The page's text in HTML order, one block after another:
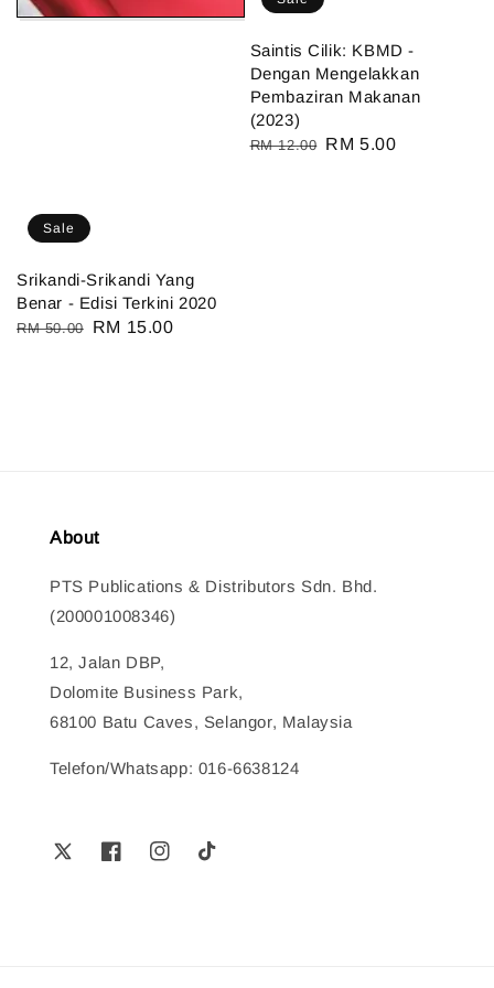
Sale
Srikandi-Srikandi Yang
Benar - Edisi Terkini 2020
Regular
RM 50.00
Sale
RM 15.00
Saintis Cilik: KBMD -
Dengan Mengelakkan
Pembaziran Makanan
(2023)
Regular
RM 12.00 Sale
RM 5.00
About
PTS Publications & Distributors Sdn. Bhd.
(200001008346)
12, Jalan DBP,
Dolomite Business Park,
68100 Batu Caves, Selangor, Malaysia
Telefon/Whatsapp: 016-6638124